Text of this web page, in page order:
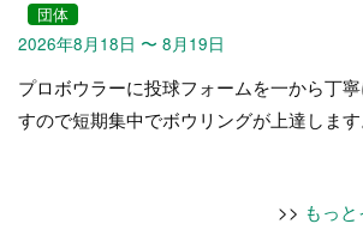
団体
2026年8月18日 〜 8月19日
プロボウラーに投球フォームを一から丁
すので短期集中でボウリングが上達します
>> もっ